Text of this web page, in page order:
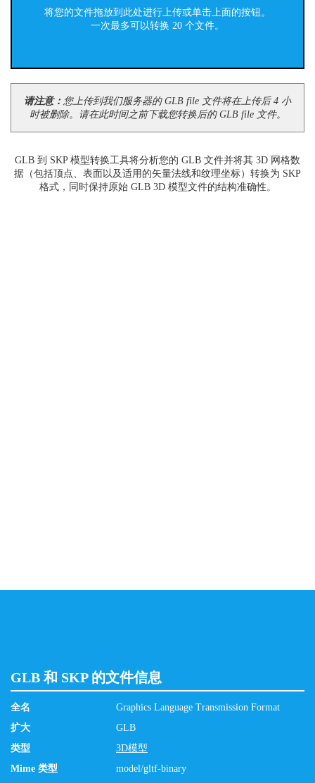
将您的文件拖放到此处进行上传或单击上面的按钮。
一次最多可以转换 20 个文件。
请注意： 您上传到我们服务器的 GLB file 文件将在上传后 4 小
时被删除。请在此时间之前下载您转换后的 GLB file 文件。
GLB 到 SKP 模型转换工具将分析您的 GLB 文件并将其 3D 网格数
据（包括顶点、表面以及适用的矢量法线和纹理坐标）转换为 SKP
格式，同时保持原始 GLB 3D 模型文件的结构准确性。
GLB 和 SKP 的文件信息
全名
Graphics Language Transmission Format
扩大
GLB
类型
3D模型
Mime 类型
model/gltf-binary